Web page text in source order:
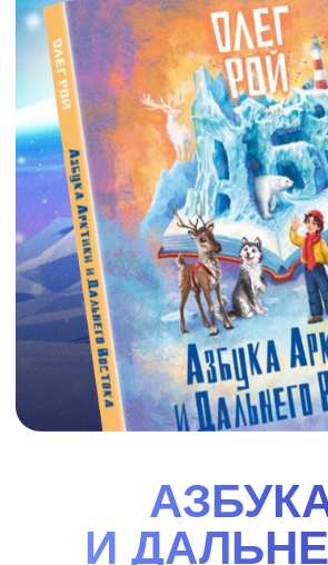
смотреть купить
"Азбука Сибири". Вместе с героями книги
отправляйся в увлекательное путешествие по
одному из самых удивительных, красивых и
интересных районов нашей огромной страны -
Сибири. Поучаствовав вместе с Ваней и Варей в
весёлых приключениях, ты узнаешь много нового
об этом чудесном крае, о его природе, реках и
озёрах, растениях и животных, городах и заводах.
И, конечно же, о людях, их жизни, обычаях,
праздниках и сказках!
АЗБУКА